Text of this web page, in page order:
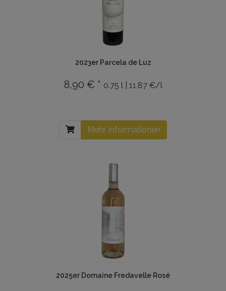
2023er Parcela de Luz
8,90 € * 0.75 l | 11,87 €/l
Mehr Informationen
2025er Domaine Fredavelle Rosé